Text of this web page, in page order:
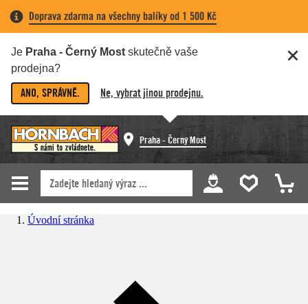
Doprava zdarma na všechny balíky od 1 500 Kč
Je Praha - Černý Most skutečně vaše
prodejna?
ANO, SPRÁVNĚ. Ne, vybrat jinou prodejnu.
Praha - Černý Most
Úvodní stránka